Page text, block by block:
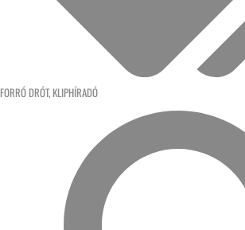
FORRÓ DRÓT, KLIPHÍRADÓ